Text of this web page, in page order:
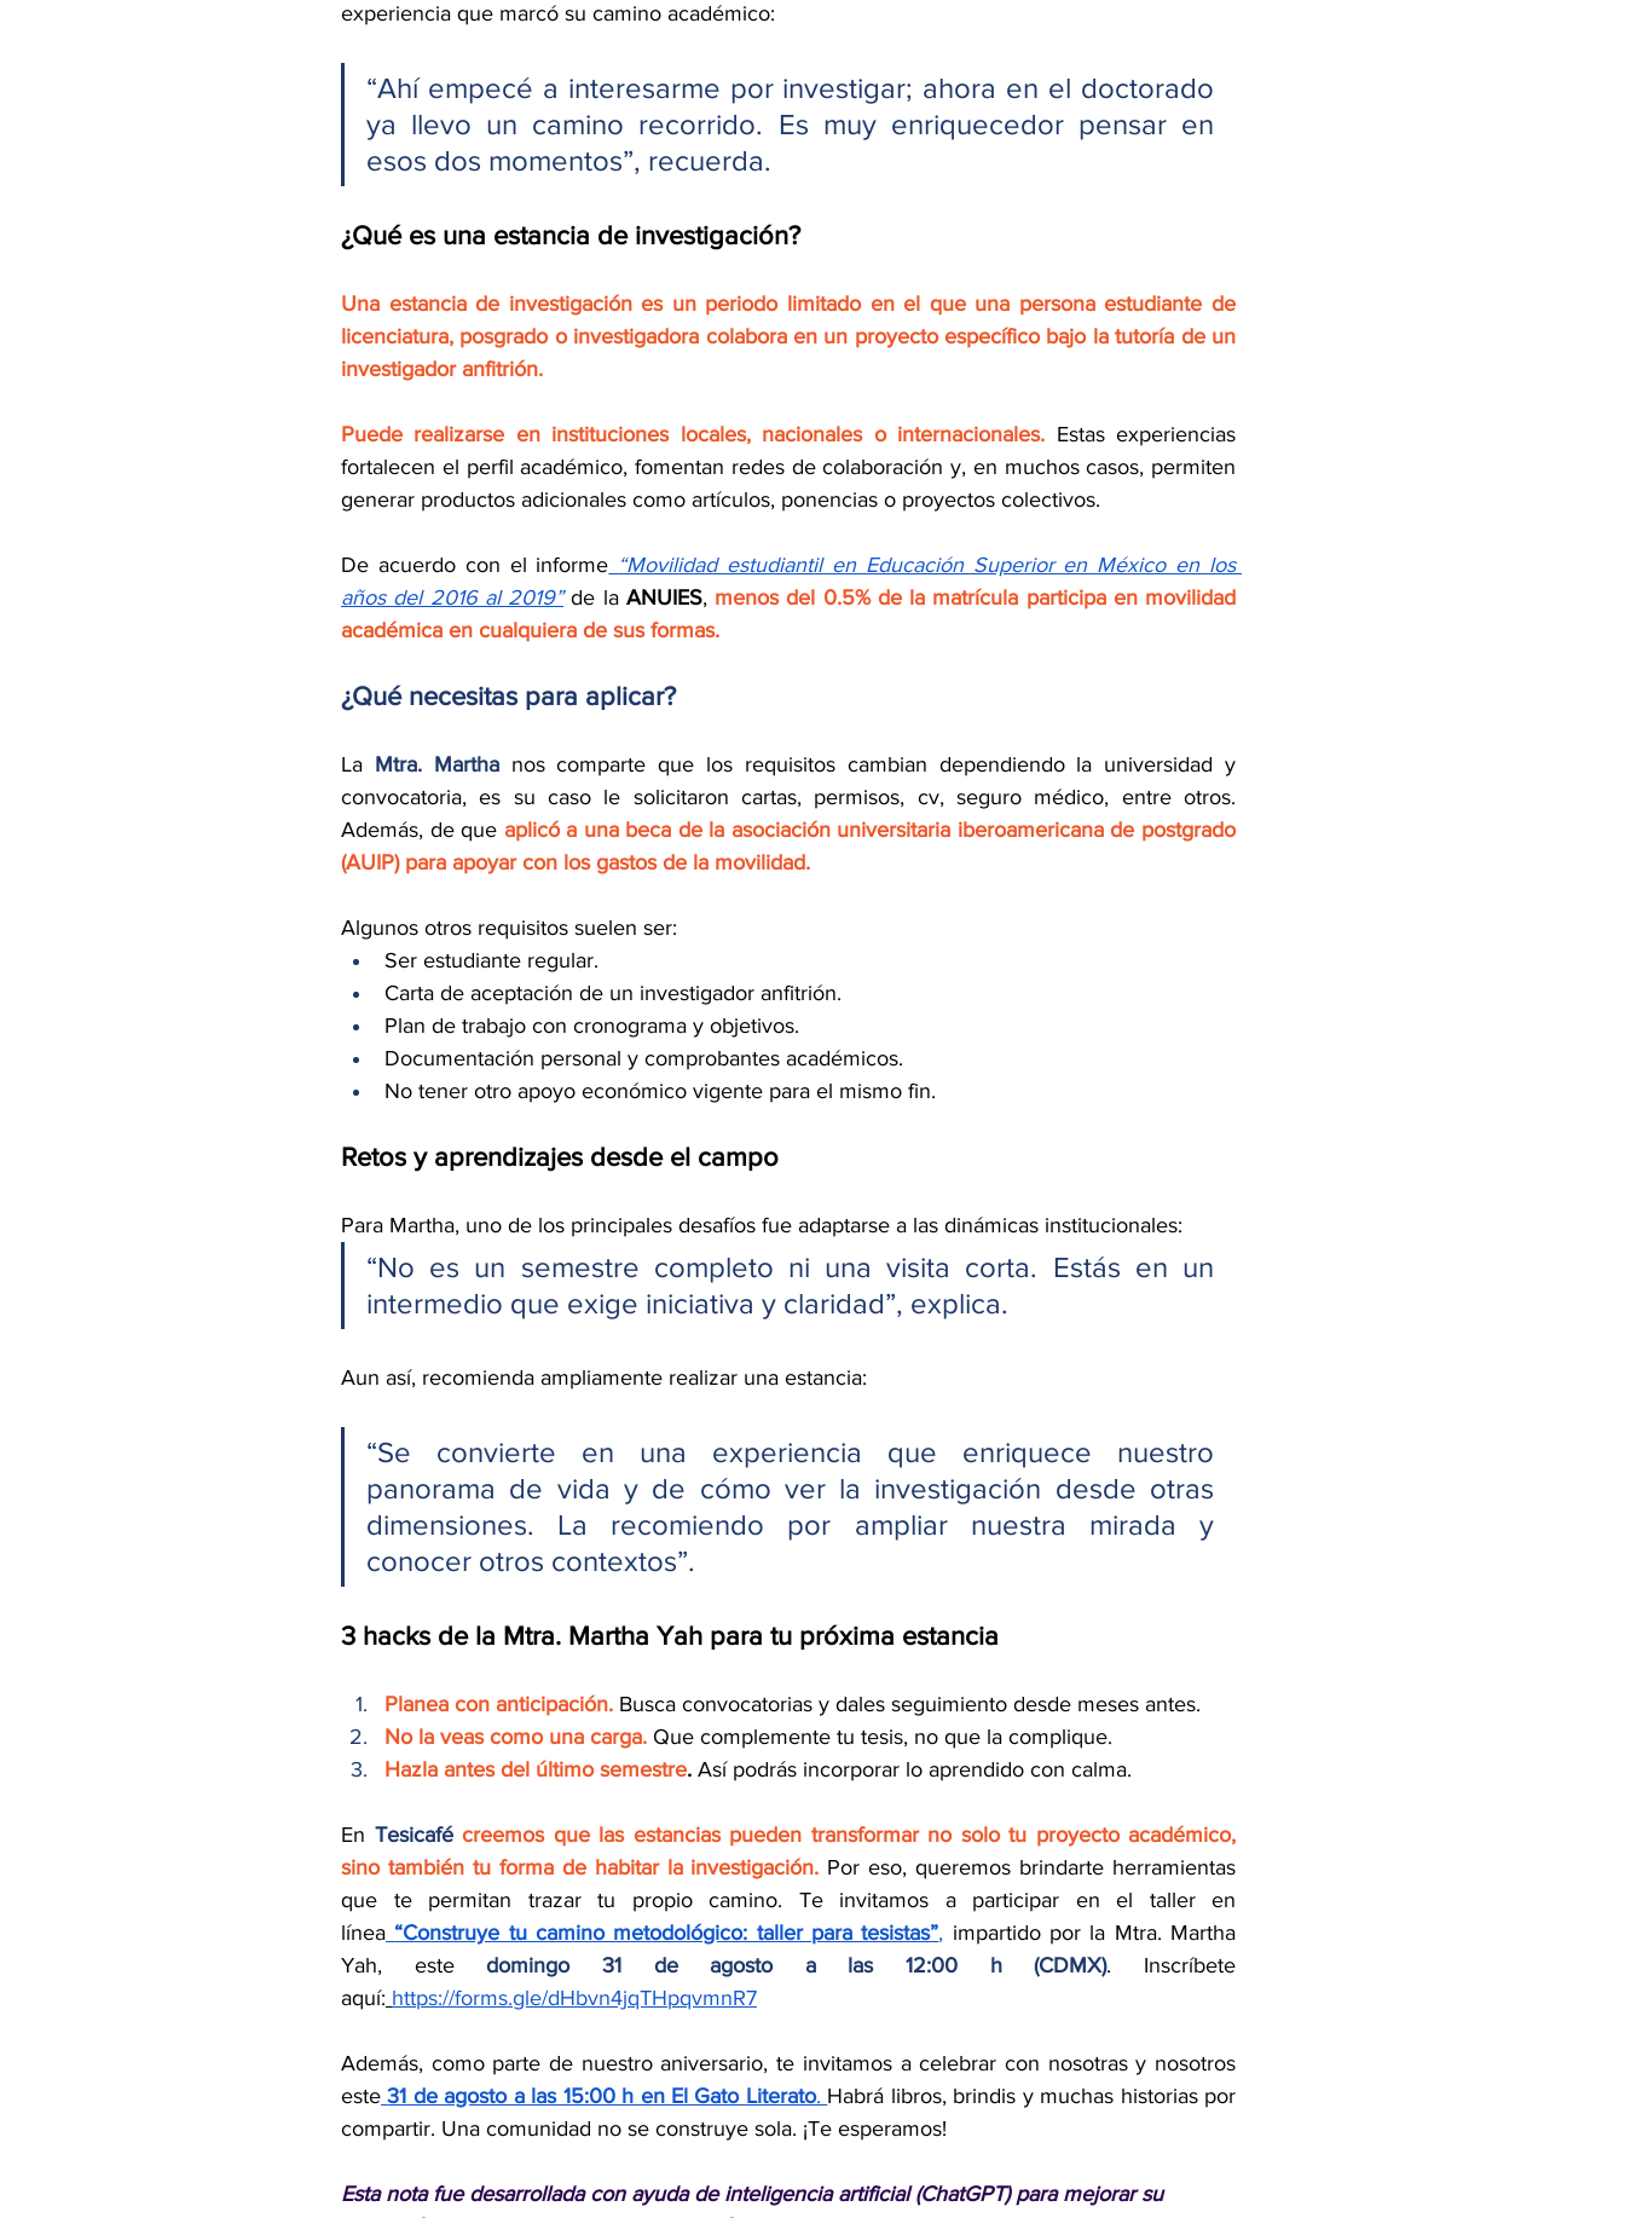
experiencia que marcó su camino académico:
“Ahí empecé a interesarme por investigar; ahora en el doctorado
ya llevo un camino recorrido. Es muy enriquecedor pensar en
esos dos momentos”, recuerda.
¿Qué es una estancia de investigación?
Una estancia de investigación es un periodo limitado en el que una persona estudiante de
licenciatura, posgrado o investigadora colabora en un proyecto específico bajo la tutoría de un
investigador anfitrión.
Puede realizarse en instituciones locales, nacionales o internacionales. Estas experiencias
fortalecen el perfil académico, fomentan redes de colaboración y, en muchos casos, permiten
generar productos adicionales como artículos, ponencias o proyectos colectivos.
De acuerdo con el informe “Movilidad estudiantil en Educación Superior en México en los
años del 2016 al 2019” de la ANUIES, menos del 0.5% de la matrícula participa en movilidad
académica en cualquiera de sus formas.
¿Qué necesitas para aplicar?
La Mtra. Martha nos comparte que los requisitos cambian dependiendo la universidad y
convocatoria, es su caso le solicitaron cartas, permisos, cv, seguro médico, entre otros.
Además, de que aplicó a una beca de la asociación universitaria iberoamericana de postgrado
(AUIP) para apoyar con los gastos de la movilidad.
Algunos otros requisitos suelen ser:
Ser estudiante regular.
Carta de aceptación de un investigador anfitrión.
Plan de trabajo con cronograma y objetivos.
Documentación personal y comprobantes académicos.
No tener otro apoyo económico vigente para el mismo fin.
Retos y aprendizajes desde el campo
Para Martha, uno de los principales desafíos fue adaptarse a las dinámicas institucionales:
“No es un semestre completo ni una visita corta. Estás en un
intermedio que exige iniciativa y claridad”, explica.
Aun así, recomienda ampliamente realizar una estancia:
“Se convierte en una experiencia que enriquece nuestro
panorama de vida y de cómo ver la investigación desde otras
dimensiones. La recomiendo por ampliar nuestra mirada y
conocer otros contextos”.
3 hacks de la Mtra. Martha Yah para tu próxima estancia
Planea con anticipación. Busca convocatorias y dales seguimiento desde meses antes.
No la veas como una carga. Que complemente tu tesis, no que la complique.
Hazla antes del último semestre. Así podrás incorporar lo aprendido con calma.
En Tesicafé creemos que las estancias pueden transformar no solo tu proyecto académico,
sino también tu forma de habitar la investigación. Por eso, queremos brindarte herramientas
que te permitan trazar tu propio camino. Te invitamos a participar en el taller en
línea “Construye tu camino metodológico: taller para tesistas”, impartido por la Mtra. Martha
Yah, este domingo 31 de agosto a las 12:00 h (CDMX). Inscríbete
aquí: https://forms.gle/dHbvn4jqTHpqvmnR7
Además, como parte de nuestro aniversario, te invitamos a celebrar con nosotras y nosotros
este 31 de agosto a las 15:00 h en El Gato Literato. Habrá libros, brindis y muchas historias por
compartir. Una comunidad no se construye sola. ¡Te esperamos!
Esta nota fue desarrollada con ayuda de inteligencia artificial (ChatGPT) para mejorar su